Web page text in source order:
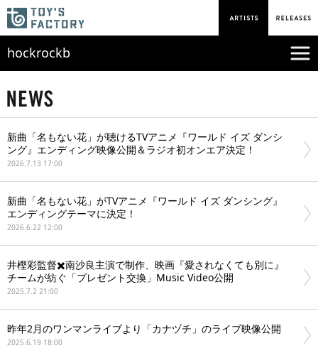
hockrockb
新曲「名もない花」が聴けるTVアニメ『ワールド イズ ダンシ
ング』エンディング映像公開＆ラジオ初オンエア決定！
2026.7.13 17:00
新曲「名もない花」がTVアニメ『ワールド イズ ダンシング』
エンディングテーマに決定！
2026.6.22 12:00
井樫彩監督✖️南沙良主演で制作、映画『愛されなくても別に』
チームが紡ぐ「プレゼント交換」Music Video公開
2025.7.2 21:00
昨年2月のワンマンライブより「カナヅチ」のライブ映像公開
2025.6.19 18:00